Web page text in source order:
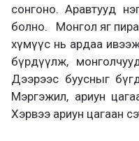
сонгоно. Аравтууд
болно. Монгол яг
хүмүүс нь ардаа
бүрдүүлж,
Дээрээс буусныг
Мэргэжил, ариун
Хэрвээ ариун цагаан